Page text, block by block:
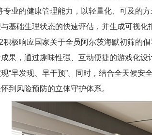
专业的健康管理能力，以轻量化、可及的
基础生理状态的快速评估，并生成可视
积极响应国家关于全员阿尔茨海默初筛的
果，通过趣味性强、互动便捷的游戏化
“早发现、早干预”。同时，结合全天候
到风险预防的立体守护体系。